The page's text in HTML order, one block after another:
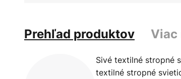
Prehľad produktov
Sivé textilné stropné
textilné stropné